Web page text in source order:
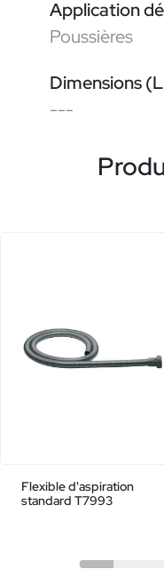
Application
Poussières
Dimensions
---
Flexible d'aspiration
standard T7993